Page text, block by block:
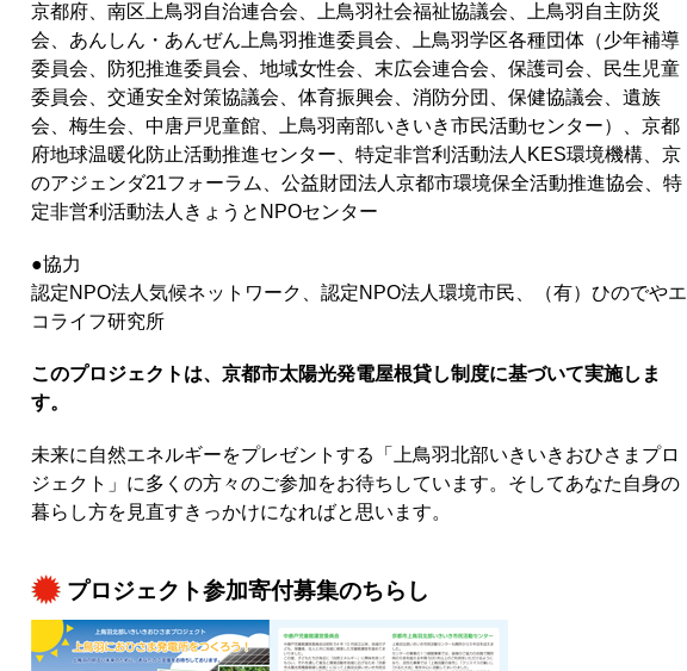
京都府、南区上鳥羽自治連合会、上鳥羽社会福祉協議会、上鳥羽自主防災
会、あんしん・あんぜん上鳥羽推進委員会、上鳥羽学区各種団体（少年補導
委員会、防犯推進委員会、地域女性会、末広会連合会、保護司会、民生児童
委員会、交通安全対策協議会、体育振興会、消防分団、保健協議会、遺族
会、梅生会、中唐戸児童館、上鳥羽南部いきいき市民活動センター）、京都
府地球温暖化防止活動推進センター、特定非営利活動法人KES環境機構、京
のアジェンダ21フォーラム、公益財団法人京都市環境保全活動推進協会、特
定非営利活動法人きょうとNPOセンター
●協力
認定NPO法人気候ネットワーク、認定NPO法人環境市民、（有）ひのでやエ
コライフ研究所
このプロジェクトは、京都市太陽光発電屋根貸し制度に基づいて実施しま
す。
未来に自然エネルギーをプレゼントする「上鳥羽北部いきいきおひさまプロ
ジェクト」に多くの方々のご参加をお待ちしています。そしてあなた自身の
暮らし方を見直すきっかけになればと思います。
プロジェクト参加寄付募集のちらし